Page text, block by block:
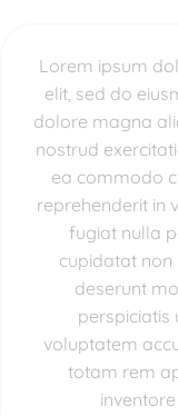
Lorem ipsum
elit, sed do
dolore magna
nostrud
ea commodo
reprehenderit in
fugiat nulla
cupidatat non
deserunt
perspiciatis
voluptatem
totam rem